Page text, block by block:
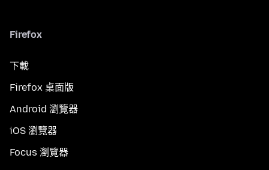
Firefox
下載
Firefox 桌面版
Android 瀏覽器
iOS 瀏覽器
Focus 瀏覽器